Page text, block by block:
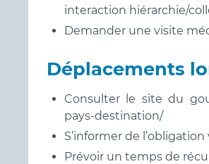
interaction hiérarchie/
Demander une visite
Déplacements
Consulter le site du
pays-destination/
S’informer de
Prévoir un temps de